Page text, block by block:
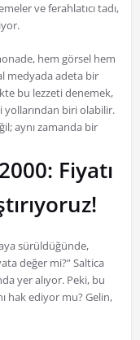
ve ferahlatıcı tadı,
hem görsel hem
medyada adeta bir
bu lezzeti denemek,
yollarından biri olabilir.
aynı zamanda bir
Fiyatı
sürüldüğünde,
değer mi?” Saltica
yer alıyor. Peki, bu
hak ediyor mu? Gelin,